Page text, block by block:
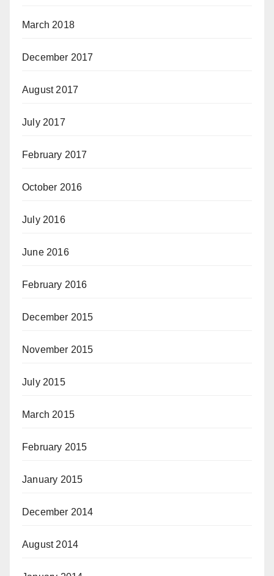
March 2018
December 2017
August 2017
July 2017
February 2017
October 2016
July 2016
June 2016
February 2016
December 2015
November 2015
July 2015
March 2015
February 2015
January 2015
December 2014
August 2014